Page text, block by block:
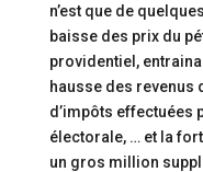
n’est que de
baisse des prix du
providentiel,
hausse des revenus
d’impôts effectuées
électorale, … et la
un gros million